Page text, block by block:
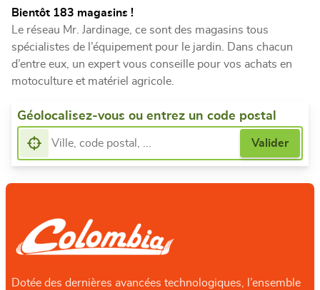
Bientôt 183 magasins !
Le réseau Mr. Jardinage, ce sont des magasins tous
spécialistes de l’équipement pour le jardin. Dans chacun
d’entre eux, un expert vous conseille pour vos achats en
motoculture et matériel agricole.
Géolocalisez-vous ou entrez un code postal
Dotée des dernières avancées technologiques, l’ensemble